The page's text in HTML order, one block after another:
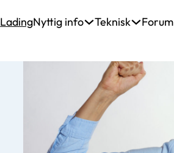
LadingNyttig info Teknisk Forum